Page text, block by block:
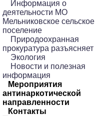
Информация о
деятельности МО
Мельниковское сельское
поселение
Природоохранная
прокуратура разъясняет
Экология
Новости и полезная
информация
Мероприятия
антинаркотической
направленности
Контакты